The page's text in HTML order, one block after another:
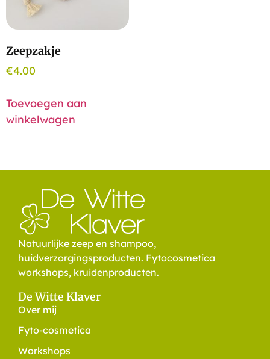
Zeepzakje
€4.00
Toevoegen aan
winkelwagen
Natuurlijke zeep en shampoo,
huidverzorgingsproducten. Fytocosmetica
workshops, kruidenproducten.
De Witte Klaver
Over mij
Fyto-cosmetica
Workshops